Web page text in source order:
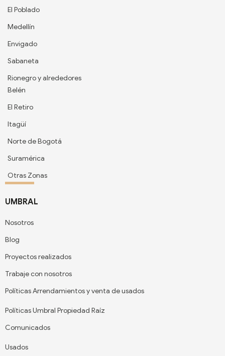
El Poblado
Medellín
Envigado
Sabaneta
Rionegro y alrededores
Belén
El Retiro
Itagüí
Norte de Bogotá
Suramérica
Otras Zonas
UMBRAL
Nosotros
Blog
Proyectos realizados
Trabaje con nosotros
Políticas Arrendamientos y venta de usados
Políticas Umbral Propiedad Raíz
Comunicados
Usados